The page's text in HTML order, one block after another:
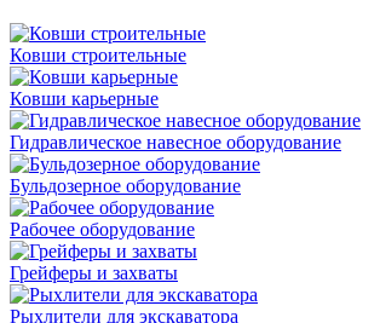
Ковши строительные
Ковши карьерные
Гидравлическое навесное оборудование
Бульдозерное оборудование
Рабочее оборудование
Грейферы и захваты
Рыхлители для экскаватора